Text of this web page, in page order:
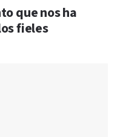
que nos ha
fieles